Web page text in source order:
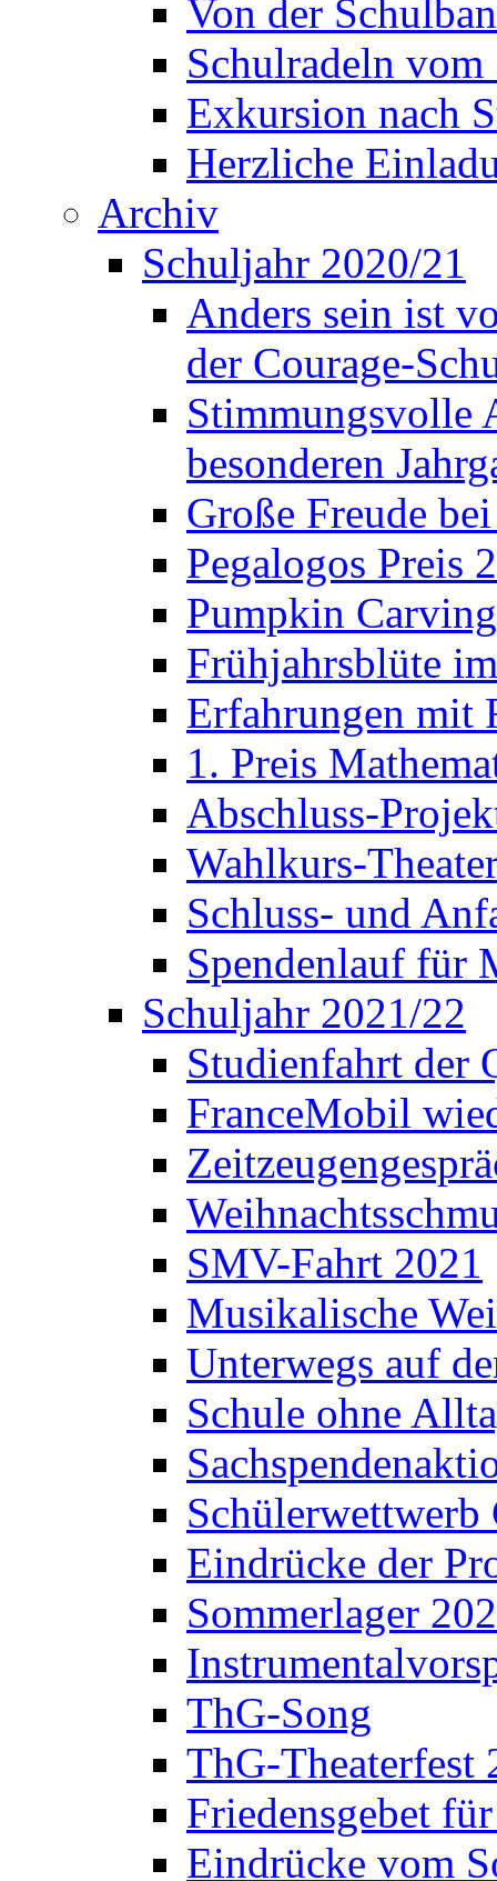
Von der
Schulradeln
Exkursion nach
Herzliche
Archiv
Schuljahr 2020/21
Anders sein ist
der Courage-
Stimmungsvolle
besonderen
Große Freude
Pegalogos Preis
Pumpkin
Frühjahrsblüte
Erfahrungen mit
1. Preis
Abschluss-
Wahlkurs-
Schluss- und
Spendenlauf für
Schuljahr 2021/22
Studienfahrt der
FranceMobil
SMV-Fahrt 2021
Musikalische
Unterwegs auf
Schule ohne
Schülerwettwerb
Eindrücke der
Sommerlager
ThG-Song
ThG-Theaterfest
Friedensgebet
Eindrücke vom